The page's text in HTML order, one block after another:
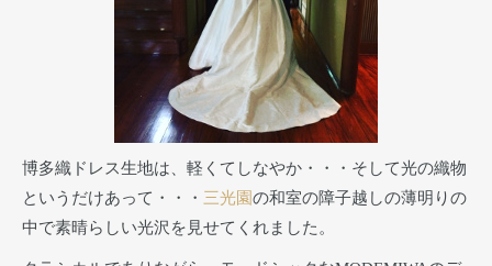
博多織ドレス生地は、軽くてしなやか・・・そして光の織物
というだけあって・・・ 三光園の和室の障子越しの薄明りの
中で素晴らしい光沢を見せてくれました。